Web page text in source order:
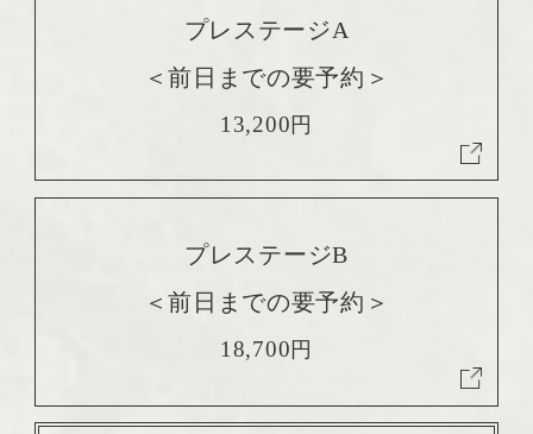
プレステージA
＜前日までの要予約＞
13,200円
プレステージB
＜前日までの要予約＞
18,700円